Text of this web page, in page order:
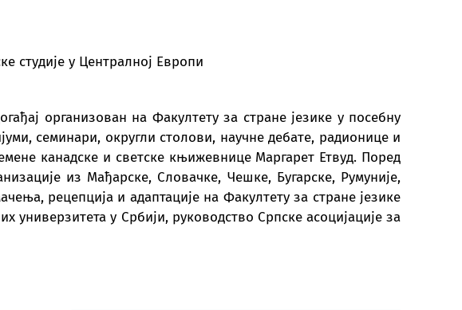
студије у Централној Европи
организован на Факултету за стране језике у посебну
семинари, округли столови, научне дебате, радионице и
канадске и светске књижевнице Маргарет Етвуд. Поред
из Мађарске, Словачке, Чешке, Бугарске, Румуније,
рецепција и адаптације на Факултету за стране језике
универзитета у Србији, руководство Српске асоцијације за